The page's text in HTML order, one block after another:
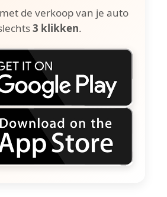
de verkoop van je auto
3 klikken.